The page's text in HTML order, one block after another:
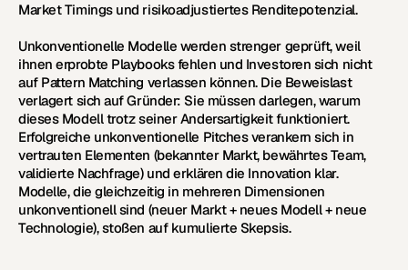
Market Timings und risikoadjustiertes Renditepotenzial.
Unkonventionelle Modelle werden strenger geprüft, weil
ihnen erprobte Playbooks fehlen und Investoren sich nicht
auf Pattern Matching verlassen können. Die Beweislast
verlagert sich auf Gründer: Sie müssen darlegen, warum
dieses Modell trotz seiner Andersartigkeit funktioniert.
Erfolgreiche unkonventionelle Pitches verankern sich in
vertrauten Elementen (bekannter Markt, bewährtes Team,
validierte Nachfrage) und erklären die Innovation klar.
Modelle, die gleichzeitig in mehreren Dimensionen
unkonventionell sind (neuer Markt + neues Modell + neue
Technologie), stoßen auf kumulierte Skepsis.